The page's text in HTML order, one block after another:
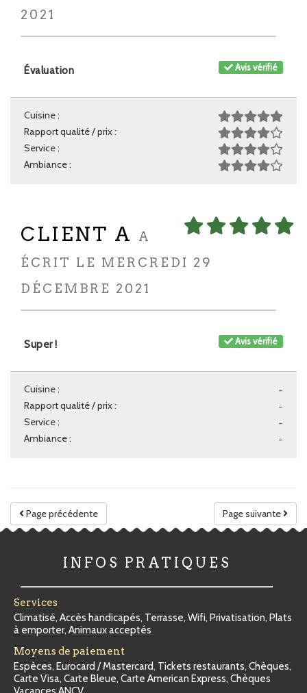
2021
Avis vérifié
Évaluation
Cuisine :
Rapport qualité / prix :
Service :
Ambiance :
CLIENT A
A
ÉCRIT LE MERCREDI 29
DÉCEMBRE 2021
Avis vérifié
Super !
-
Cuisine :
-
Rapport qualité / prix :
-
Service :
-
Ambiance :
Page suivante
Page précédente
INFOS PRATIQUES
Services
Climatisé, Accès handicapés, Terrasse, Wifi, Privatisation, Plats
à emporter, Animaux acceptés
Moyens de paiement
Espèces, Eurocard / Mastercard, Tickets restaurants, Chèques,
Carte Visa, Carte Bleue, Carte American Express, Chèques